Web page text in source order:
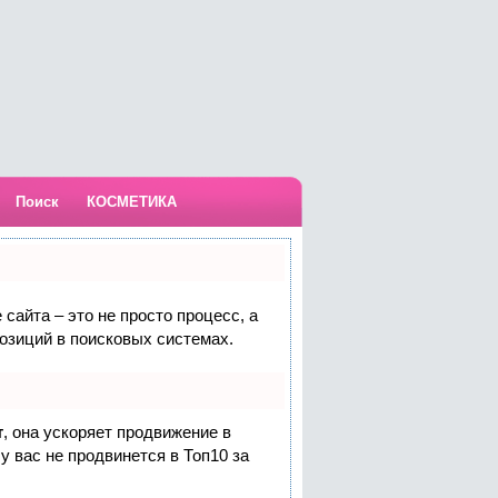
Поиск КОСМЕТИКА
– это не просто процесс, а
в поисковых системах.
, она ускоряет продвижение в
вас не продвинется в Топ10 за